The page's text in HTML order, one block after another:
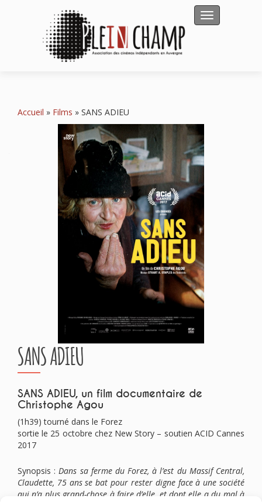
Afficher/
Accueil » Films » SANS ADIEU
SANS ADIEU
SANS ADIEU, un film documentaire de
Christophe Agou
(1h39) tourné dans le Forez
sortie le 25 octobre chez New Story – soutien ACID Cannes
2017
Synopsis :Dans sa ferme du Forez, à l’est du Massif Central,
Claudette, 75 ans se bat pour rester digne face à une société
qui n’a plus grand-chose à faire d’elle, et dont elle a du mal à